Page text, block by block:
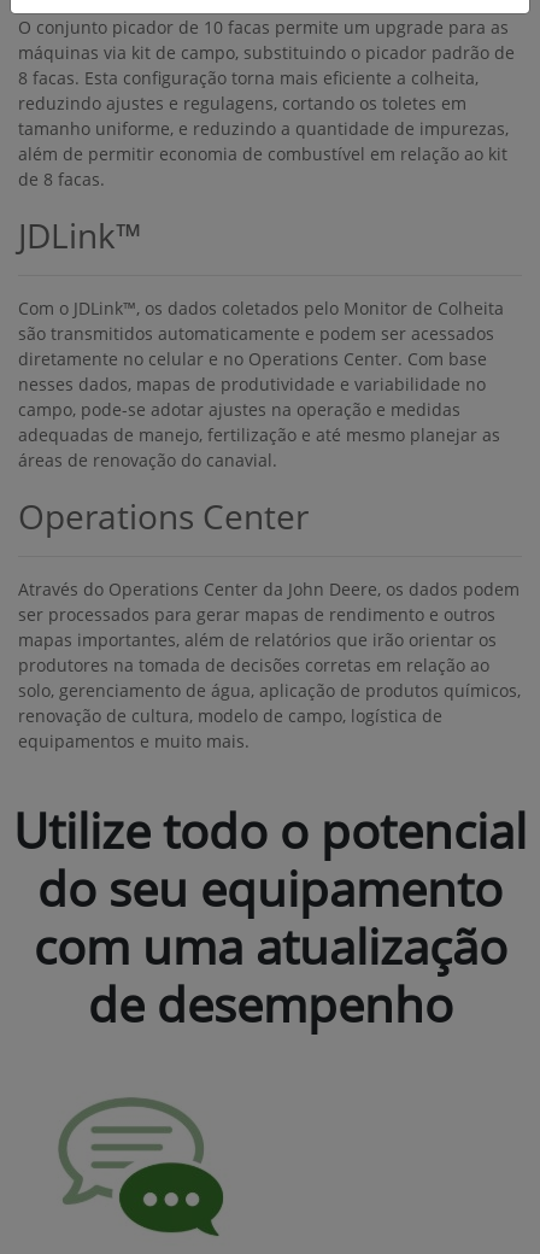
Atualize com a mais nova tecnologia
Reduza custos e aumente a eficiência da sua colheita ao
mesmo tempo que colhe informações ricas sobre a
produtividade do seu canavial, sem trocar sua máquina —
Upgrade!
Kits de Upgrades
Harvest Monitor™
gerenciamento de impurezas. Da cabine, o operador monitora
o total de toneladas colhidas de cada talhão, a performance
da colhedora, a porcentagem de resíduos e o consumo de
combustível por tonelada colhida. As informações coletadas
possibilitam tomadas de decisões de forma a melhorar a
qualidade da cana colhida e reduzir os custos da operação.